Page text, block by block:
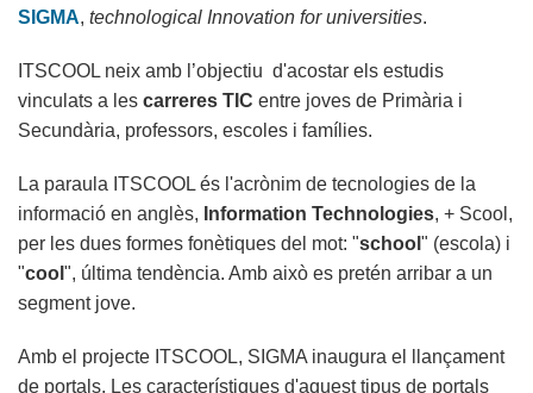
SIGMA, technological Innovation for universities.
ITSCOOL neix amb l’objectiu d'acostar els estudis
vinculats a les carreres TIC entre joves de Primària i
Secundària, professors, escoles i famílies.
La paraula ITSCOOL és l'acrònim de tecnologies de la
informació en anglès, Information Technologies, + Scool,
per les dues formes fonètiques del mot: "school " (escola) i
"cool ", última tendència. Amb això es pretén arribar a un
segment jove.
Amb el projecte ITSCOOL, SIGMA inaugura el llançament
de portals. Les característiques d'aquest tipus de portals